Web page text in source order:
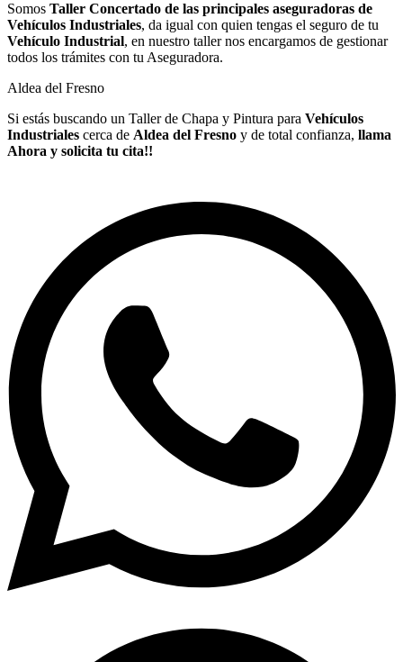
Somos Taller Concertado de las principales aseguradoras de
Vehículos Industriales, da igual con quien tengas el seguro de tu
Vehículo Industrial, en nuestro taller nos encargamos de gestionar
todos los trámites con tu Aseguradora.
Aldea del Fresno
Si estás buscando un Taller de Chapa y Pintura para Vehículos
Industriales cerca de Aldea del Fresno y de total confianza, llama
Ahora y solicita tu cita!!